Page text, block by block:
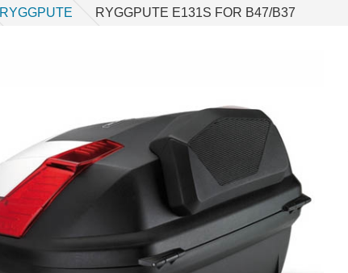
RYGGPUTE RYGGPUTE E131S FOR B47/B37